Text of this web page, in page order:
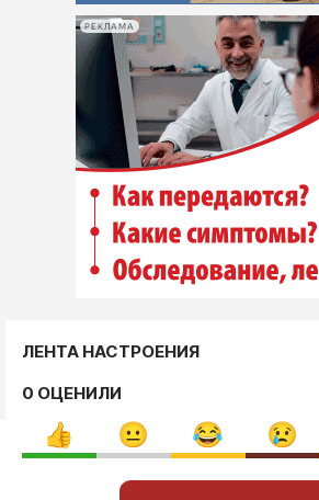
РЕКЛАМА
ЛЕНТА НАСТРОЕНИЯ
0 ОЦЕНИЛИ